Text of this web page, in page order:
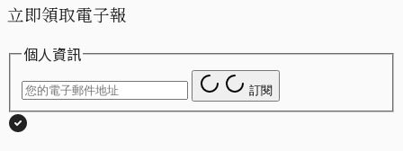
立即領取電子報
個人資訊
訂閱